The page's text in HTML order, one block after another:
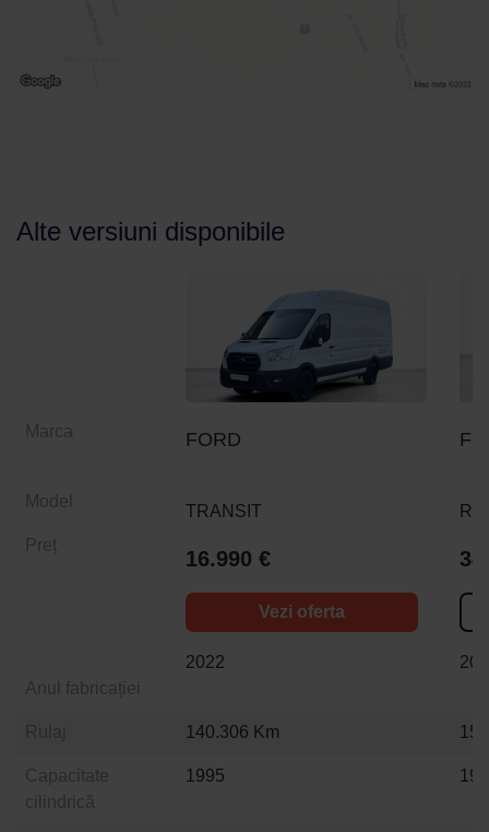
Alte versiuni disponibile
Marca
Model
Preț
Anul fabricației
Capacitate
cilindrică
FORD
TRANSIT
16.990 €
Vezi oferta
2022
140.306 Km
1995